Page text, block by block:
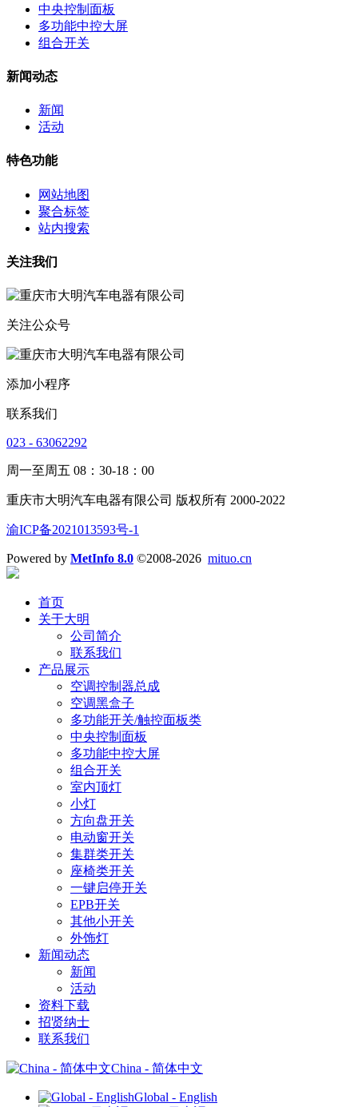
中央控制面板
多功能中控大屏
组合开关
新闻动态
新闻
活动
特色功能
网站地图
聚合标签
站内搜索
关注我们
关注公众号
添加小程序
联系我们
023 - 63062292
周一至周五 08：30-18：00
重庆市大明汽车电器有限公司 版权所有 2000-2022
渝ICP备2021013593号-1
Powered by MetInfo 8.0 ©2008-2026 mituo.cn
首页
关于大明
公司简介
联系我们
产品展示
空调控制器总成
空调黑盒子
多功能开关/触控面板类
中央控制面板
多功能中控大屏
组合开关
室内顶灯
小灯
方向盘开关
电动窗开关
集群类开关
座椅类开关
一键启停开关
EPB开关
其他小开关
外饰灯
新闻动态
新闻
活动
资料下载
招贤纳士
联系我们
China - 简体中文
Global - English